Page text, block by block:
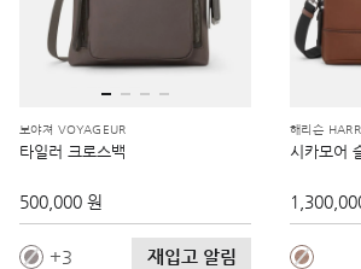
보야져 VOYAGEUR
타일러 크로스백
500,000 원
3 재입고 알림
해리슨
시카모어